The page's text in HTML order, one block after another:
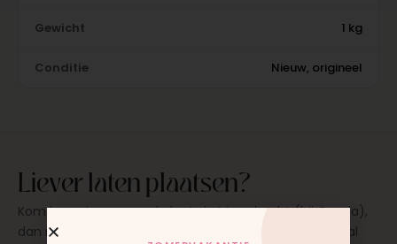
Gewicht 1 kg
Conditie Nieuw, origineel
Liever laten plaatsen?
Kom langs in onze werkplaats in Moordrecht (bij Gouda),
dan monteren wij het onderdeel direct voor je. Meestal